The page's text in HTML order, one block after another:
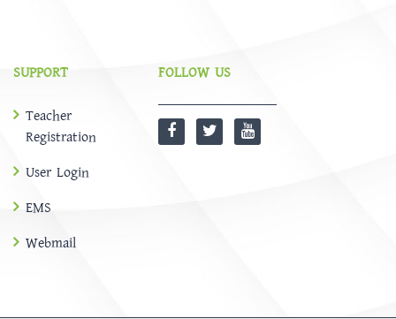
SUPPORT
Teacher
Registration
User Login
EMS
Webmail
FOLLOW US